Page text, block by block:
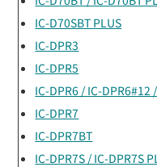
IC-D70SBT PLUS
IC-DPR3
IC-DPR5
IC-DPR6 / IC-DPR6#12
IC-DPR7
IC-DPR7BT
IC-DPR7S / IC-DPR7S